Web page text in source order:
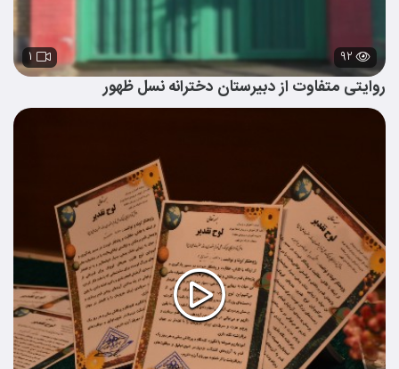
۹۲ ۱
روایتی متفاوت از دبیرستان دخترانه نسل ظهور